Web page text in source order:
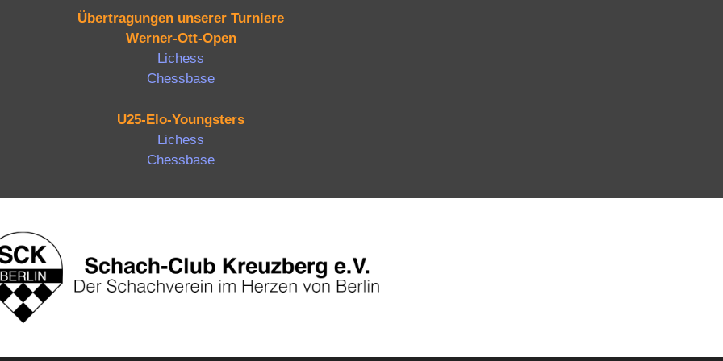
Übertragungen unserer Turniere
Werner-Ott-Open
Lichess
Chessbase
U25-Elo-Youngsters
Lichess
Chessbase